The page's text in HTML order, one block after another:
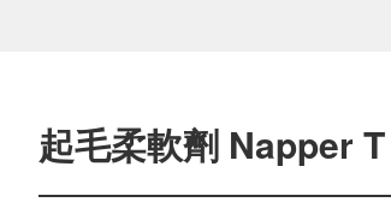
起毛柔軟劑 Napper T